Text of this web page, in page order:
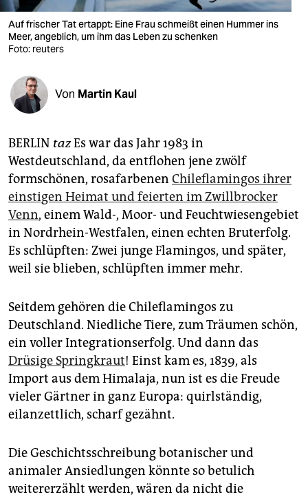
verlag
verlag
shop
fragen & hilfe
unterstützen
abo
genossenschaft
epaper login
Auf frischer Tat ertappt: Eine Frau schmeißt einen Hummer ins
Meer, angeblich, um ihm das Leben zu schenken
Foto: reuters
Von Martin Kaul
BERLIN tazEs war das Jahr 1983 in
Westdeutschland, da entflohen jene zwölf
formschönen, rosafarbenen Chileflamingos ihrer
einstigen Heimat und feierten im Zwillbrocker
Venn, einem Wald-, Moor- und Feuchtwiesengebiet
in Nordrhein-Westfalen, einen echten Bruterfolg.
Es schlüpften: Zwei junge Flamingos, und später,
weil sie blieben, schlüpften immer mehr.
Seitdem gehören die Chileflamingos zu
Deutschland. Niedliche Tiere, zum Träumen schön,
ein voller Integrationserfolg. Und dann das
Drüsige Springkraut! Einst kam es, 1839, als
Import aus dem Himalaja, nun ist es die Freude
vieler Gärtner in ganz Europa: quirlständig,
eilanzettlich, scharf gezähnt.
Die Geschichtsschreibung botanischer und
animaler Ansiedlungen könnte so betulich
weitererzählt werden, wären da nicht die